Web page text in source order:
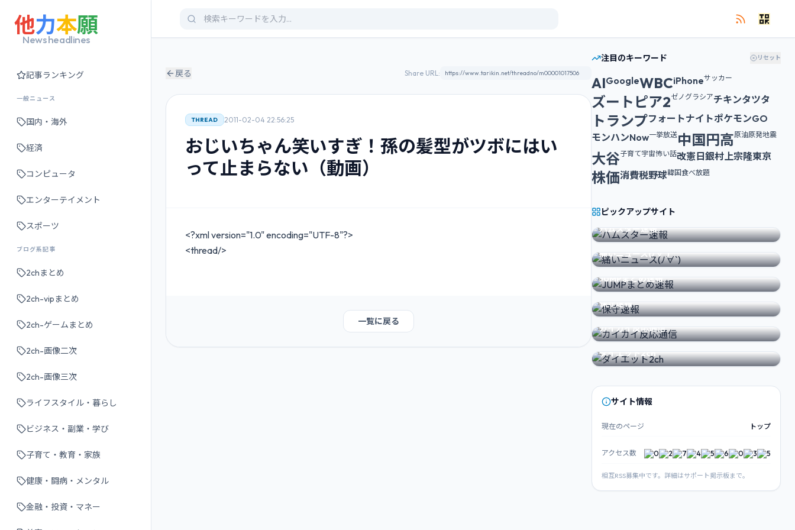
他力本願
News headlines
記事ランキング
一般ニュース
国内・海外
経済
コンピュータ
エンターテイメント
スポーツ
ブログ系記事
2chまとめ
2ch-vipまとめ
2ch-ゲームまとめ
2ch-画像二次
2ch-画像三次
ライフスタイル・暮らし
ビジネス・副業・学び
子育て・教育・家族
健康・闘病・メンタル
金融・投資・マネー
戻る Share URL:
THREAD 2011-02-04 22:56:25
おじいちゃん笑いすぎ！孫の髪型がツボにはい
って止まらない（動画）
<?xml version="1.0" encoding="UTF-8"?>
<thread/>
一覧に戻る
注目のキーワード リセット
AIGoogleWBCiPhoneサッカー
ズートピア2ゼノグラシアチキンタツタ
トランプフォートナイトポケモンGO
モンハンNow一挙放送中国円高原油原発地震
大谷子育て宇宙怖い話改憲 日銀村上宗隆東京
株価消費税野球韓国食べ放題
ピックアップサイト
FEATURED SITE
ハムスター速報
FEATURED SITE
痛いニュース(ﾉ∀`)
FEATURED SITE
JUMPまとめ速報
FEATURED SITE
保守速報
FEATURED SITE
カイカイ反応通信
FEATURED SITE
ダイエット2ch
サイト情報
現在のページ トップ
アクセス数
相互RSS募集中です。詳細はサポート掲示板まで。